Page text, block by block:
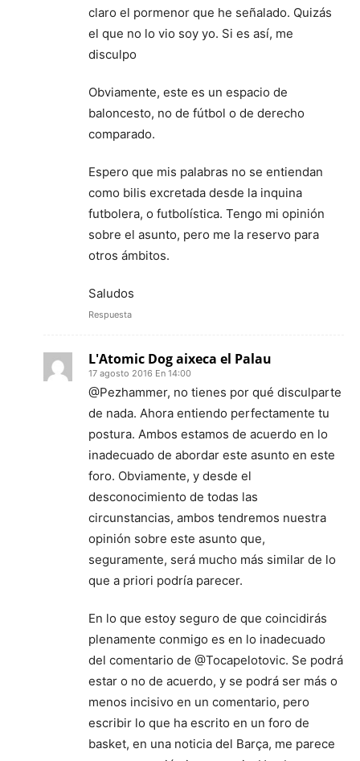
claro el pormenor que he señalado. Quizás
el que no lo vio soy yo. Si es así, me
disculpo
Obviamente, este es un espacio de
baloncesto, no de fútbol o de derecho
comparado.
Espero que mis palabras no se entiendan
como bilis excretada desde la inquina
futbolera, o futbolística. Tengo mi opinión
sobre el asunto, pero me la reservo para
otros ámbitos.
Saludos
Respuesta
L'Atomic Dog aixeca el Palau
17 agosto 2016 En 14:00
@Pezhammer, no tienes por qué disculparte
de nada. Ahora entiendo perfectamente tu
postura. Ambos estamos de acuerdo en lo
inadecuado de abordar este asunto en este
foro. Obviamente, y desde el
desconocimiento de todas las
circunstancias, ambos tendremos nuestra
opinión sobre este asunto que,
seguramente, será mucho más similar de lo
que a priori podría parecer.
En lo que estoy seguro de que coincidirás
plenamente conmigo es en lo inadecuado
del comentario de @Tocapelotovic. Se podrá
estar o no de acuerdo, y se podrá ser más o
menos incisivo en un comentario, pero
escribir lo que ha escrito en un foro de
basket, en una noticia del Barça, me parece